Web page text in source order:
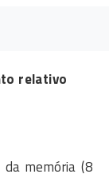
relativo
memória (8